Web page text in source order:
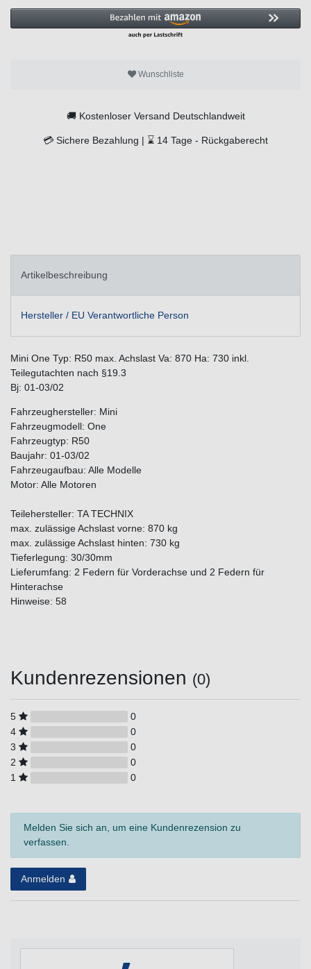
Wunschliste
🚚 Kostenloser Versand Deutschlandweit
💳 Sichere Bezahlung | ⌛ 14 Tage - Rückgaberecht
Artikelbeschreibung
Hersteller / EU Verantwortliche Person
Mini One Typ: R50 max. Achslast Va: 870 Ha: 730 inkl.
Teilegutachten nach §19.3
Bj: 01-03/02
Fahrzeughersteller: Mini
Fahrzeugmodell: One
Fahrzeugtyp: R50
Baujahr: 01-03/02
Fahrzeugaufbau: Alle Modelle
Motor: Alle Motoren
Teilehersteller: TA TECHNIX
max. zulässige Achslast vorne: 870 kg
max. zulässige Achslast hinten: 730 kg
Tieferlegung: 30/30mm
Lieferumfang: 2 Federn für Vorderachse und 2 Federn für
Hinterachse
Hinweise: 58
Kundenrezensionen (0)
5
0
4
0
3
0
2
0
1
0
Melden Sie sich an, um eine Kundenrezension zu
verfassen.
Anmelden